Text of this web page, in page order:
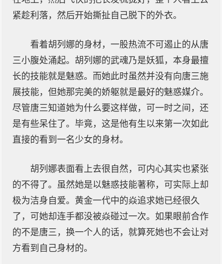
紧趁利落，然后开始撕扯自己脱下的外衣。
看着胡列娜的身材，一股热流不可遏止的从唐
三小腹处涌起。胡列娜的武魂乃是妖狐，本身最擅
长的技能就是魅惑。而她此时虽然并没有向唐三施
展技能，但她那完美的娇躯就是最好的魅惑媒介。
尽管唐三知道她为什么要这样做，可一时之间，还
是有些呆住了。毕竟，这是他有生以来第一次如此
直接的看到一名少女的身材。
胡列娜表面看上去很自然，可内心其实也紧张
的不得了。虽然她是以魅惑技能著称，可实际上却
极为洁身自爱。黄金一代中的焱追求她已经很久
了，可她却连手都没被焱碰过一次。如果眼前合作
的不是唐三，换一个人的话，就算死她也不会让对
方看到自己身材的。